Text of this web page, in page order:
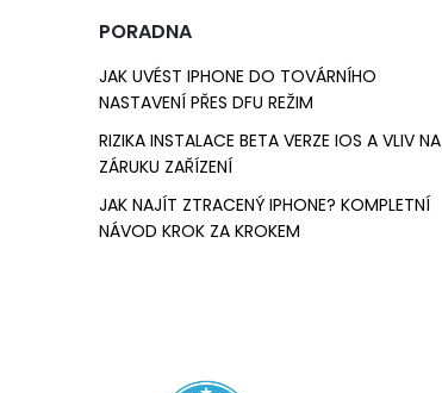
PORADNA
JAK UVÉST IPHONE DO TOVÁRNÍHO
NASTAVENÍ PŘES DFU REŽIM
RIZIKA INSTALACE BETA VERZE IOS A VLIV NA
ZÁRUKU ZAŘÍZENÍ
JAK NAJÍT ZTRACENÝ IPHONE? KOMPLETNÍ
NÁVOD KROK ZA KROKEM